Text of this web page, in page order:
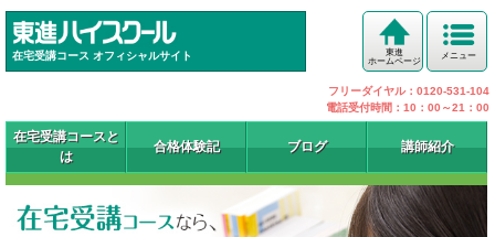
在宅受講コース オフィシャルサイト メニュー
東進
ホームページ
フリーダイヤル：0120-531-104
電話受付時間：10：00～21：00
在宅受講コースと
は
合格体験記 ブログ 講師紹介